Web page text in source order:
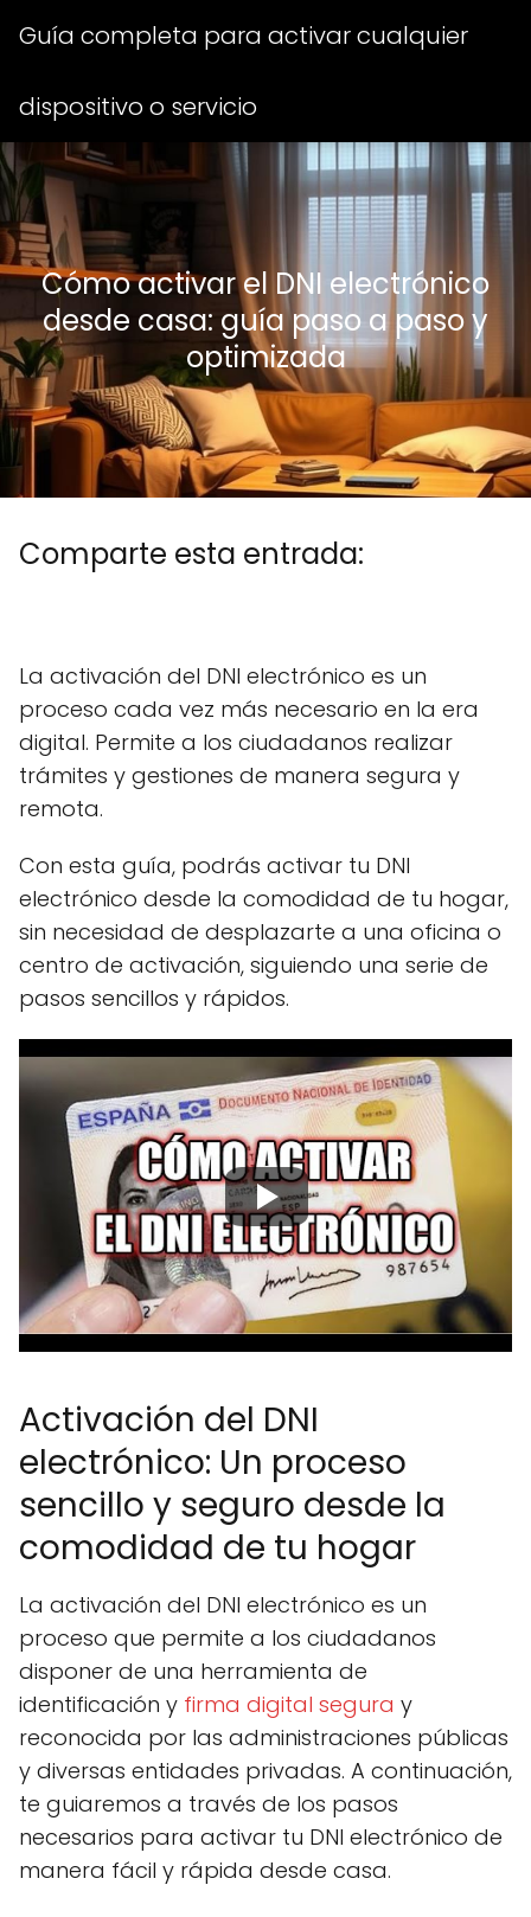
Guía completa para activar cualquier
dispositivo o servicio
Cómo activar el DNI electrónico
desde casa: guía paso a paso y
optimizada
Comparte esta entrada:
p
r
t
i
r
e
n
w
t
t
e
r
)
p
r
t
r
e
e
o
o
k
p
r
t
i
r
e
t
r
e
s
t
p
r
t
i
r
e
k
d
I
n
r
La activación del DNI electrónico es un
proceso cada vez más necesario en la era
digital. Permite a los ciudadanos realizar
trámites y gestiones de manera segura y
remota.
Con esta guía, podrás activar tu DNI
electrónico desde la comodidad de tu hogar,
sin necesidad de desplazarte a una oficina o
centro de activación, siguiendo una serie de
pasos sencillos y rápidos.
Activación del DNI
electrónico: Un proceso
sencillo y seguro desde la
comodidad de tu hogar
La activación del DNI electrónico es un
proceso que permite a los ciudadanos
disponer de una herramienta de
identificación y firma digital segura y
reconocida por las administraciones públicas
y diversas entidades privadas. A continuación,
te guiaremos a través de los pasos
necesarios para activar tu DNI electrónico de
manera fácil y rápida desde casa.